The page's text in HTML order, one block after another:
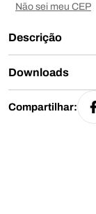
Não sei meu CEP
Descrição
Downloads
Compartilhar: